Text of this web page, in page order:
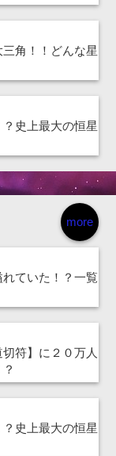
角！！どんな星
史上最大の恒星
more
ていた！？一覧
符】に２０万人
史上最大の恒星